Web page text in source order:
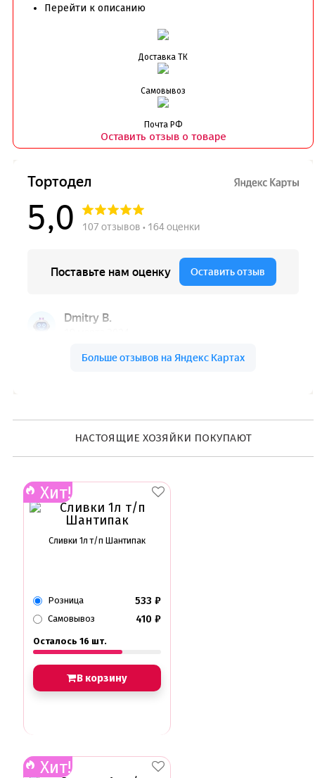
Перейти к описанию
Доставка ТК
Самовывоз
Почта РФ
Оставить отзыв о товаре
НАСТОЯЩИЕ ХОЗЯЙКИ ПОКУПАЮТ
Хит!
Сливки 1л т/п Шантипак
Розница 533 ₽
Самовывоз 410 ₽
Осталось 16 шт.
В корзину
Хит!